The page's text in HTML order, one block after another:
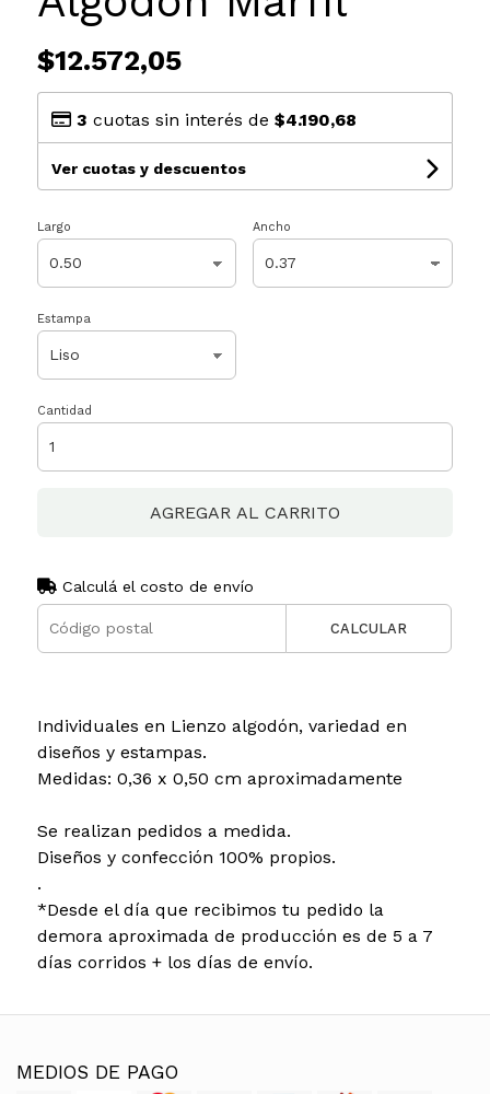
$12.572,05
3 cuotas sin interés de $4.190,68
Ver cuotas y descuentos
Largo Ancho
Estampa
Cantidad
AGREGAR AL CARRITO
Calculá el costo de envío
CALCULAR
Individuales en Lienzo algodón, variedad en
diseños y estampas.
Medidas: 0,36 x 0,50 cm aproximadamente
Se realizan pedidos a medida.
Diseños y confección 100% propios.
.
*Desde el día que recibimos tu pedido la
demora aproximada de producción es de 5 a 7
días corridos + los días de envío.
MEDIOS DE PAGO